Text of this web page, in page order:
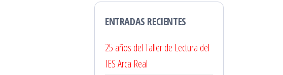
ENTRADAS RECIENTES
25 años del Taller de Lectura del
IES Arca Real